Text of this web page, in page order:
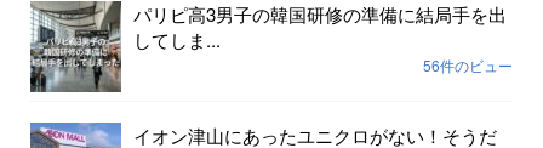
パリピ高3男子の韓国研修の準備に結局手を出
してしま...
56件のビュー
イオン津山にあったユニクロがない！そうだ